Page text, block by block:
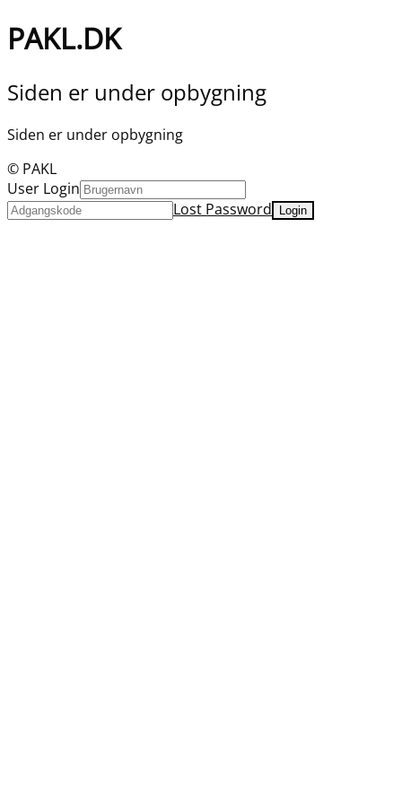
PAKL.DK
Siden er under opbygning
Siden er under opbygning
© PAKL
User Login
Lost Password